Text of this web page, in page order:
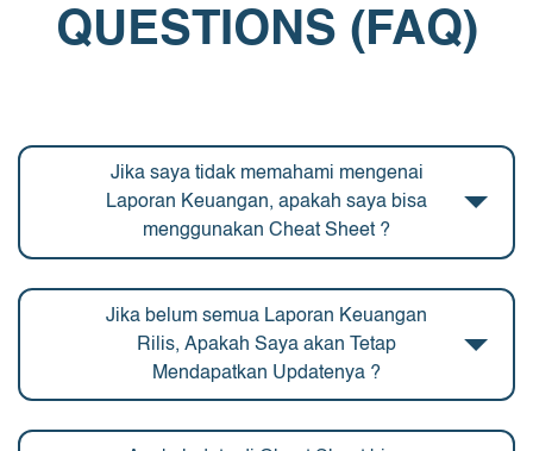
QUESTIONS (FAQ)
Jika saya tidak memahami mengenai
Laporan Keuangan, apakah saya bisa
menggunakan Cheat Sheet ?
Jika belum semua Laporan Keuangan
Rilis, Apakah Saya akan Tetap
Mendapatkan Updatenya ?